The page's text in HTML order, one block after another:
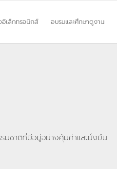
เล็กทรอนิกส์ อบรมและศึกษาดูงาน
ชาติที่มีอยู่อย่างคุ้มค่าและยั่งยืน